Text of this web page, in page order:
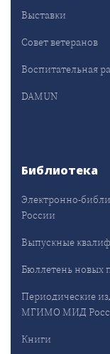
Выставки
Совет ветеранов
Воспитательная
DAMUN
Библиотека
Электронно-
России
Выпускные
Бюллетень новых
Периодические
МГИМО МИД
Книги